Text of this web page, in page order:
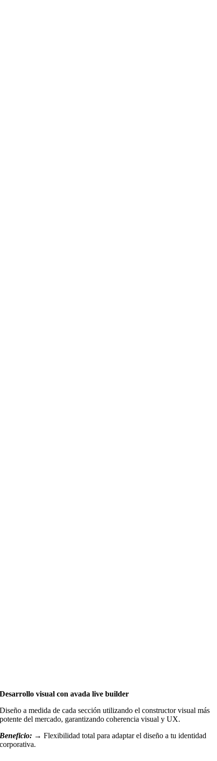
Desarrollo visual con avada live builder
Diseño a medida de cada sección utilizando el constructor visual más
potente del mercado, garantizando coherencia visual y UX.
Beneficio: → Flexibilidad total para adaptar el diseño a tu identidad
corporativa.